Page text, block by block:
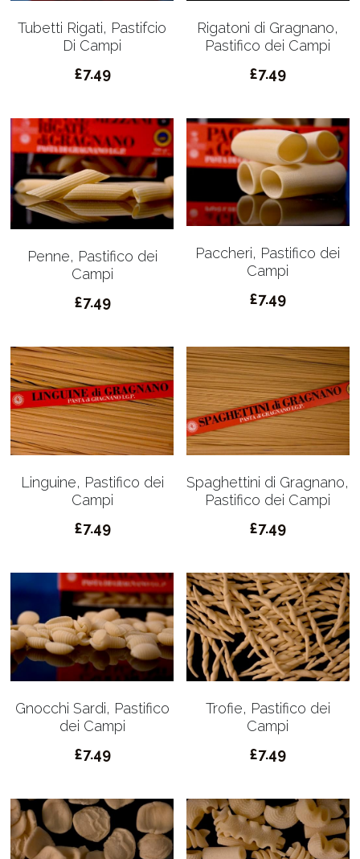
Tubetti Rigati, Pastifcio
Di Campi
£7.49
Rigatoni di Gragnano,
Pastifico dei Campi
£7.49
Penne, Pastifico dei
Campi
£7.49
Paccheri, Pastifico dei
Campi
£7.49
Linguine, Pastifico dei
Campi
£7.49
Spaghettini di Gragnano,
Pastifico dei Campi
£7.49
Gnocchi Sardi, Pastifico
dei Campi
£7.49
Trofie, Pastifico dei
Campi
£7.49